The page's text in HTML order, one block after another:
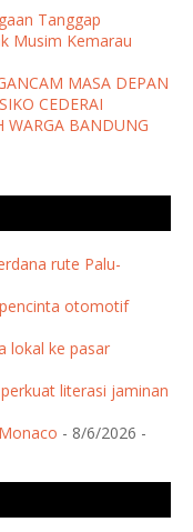
Tanggap
Musim Kemarau
MASA DEPAN
CEDERAI
WARGA BANDUNG
rute Palu-
pencinta otomotif
lokal ke pasar
literasi jaminan
- 8/6/2026 -